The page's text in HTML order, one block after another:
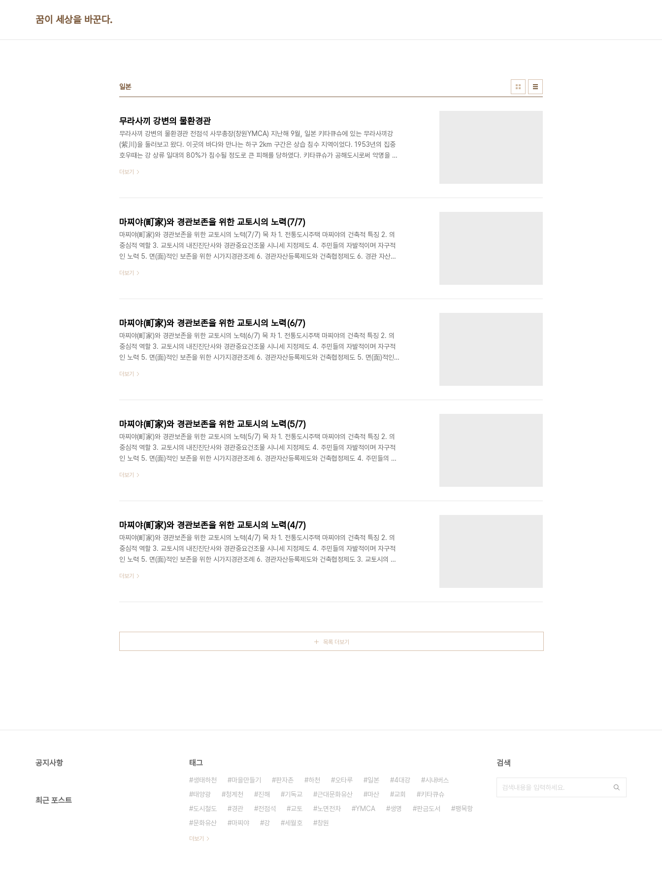
꿈이 세상을 바꾼다.
일본
무라사끼 강변의 물환경관
무라사끼 강변의 물환경관 전점석 사무총장(창원YMCA) 지난해 9월, 일본 키타큐슈에 있는 무라사끼강
(紫川)을 둘러보고 왔다. 이곳의 바다와 만나는 하구 2km 구간은 상습 침수 지역이었다. 1953년의 집중
호우때는 강 상류 일대의 80%가 침수될 정도로 큰 피해를 당하였다. 키타큐슈가 공해도시로써 악명을 날
의 강으로 변하였다. 이 당시의 무라사끼강은 ‘검은강’으로 불리었다. 1987년 건설성이 전국 지자체를 대
도심재개발이 이루어졌다. 우선 상습침수지역인 하류는 기존의 60m 강폭을 90m로 확장함으로써 ..
더보기
마찌야(町家)와 경관보존을 위한 교토시의 노력(7/7)
마찌야(町家)와 경관보존을 위한 교토시의 노력(7/7) 목 차 1. 전통도시주택 마찌야의 건축적 특징 2. 의
중심적 역할 3. 교토시의 내진진단사와 경관중요건조물 시니세 지정제도 4. 주민들의 자발적이며 자구적
인 노력 5. 면(面)적인 보존을 위한 시가지경관조례 6. 경관자산등록제도와 건축협정제도 6. 경관 자산등
개발을 위해서 목조가옥을 부수고 맨션을 짓기 시작한 1970년대에는 보존과 개발에 대한 대대적인 논란이
규제를 위한 제도 뿐만 아니라 시민참여를 활성화시키는 제도가 있어서 눈길을 끈다. 첫 번째..
더보기
마찌야(町家)와 경관보존을 위한 교토시의 노력(6/7)
마찌야(町家)와 경관보존을 위한 교토시의 노력(6/7) 목 차 1. 전통도시주택 마찌야의 건축적 특징 2. 의
중심적 역할 3. 교토시의 내진진단사와 경관중요건조물 시니세 지정제도 4. 주민들의 자발적이며 자구적
인 노력 5. 면(面)적인 보존을 위한 시가지경관조례 6. 경관자산등록제도와 건축협정제도 5. 면(面)적인
전의 거리를 걷고 있다는 착각을 하게 된다. 이런 분위기는 개별 건축물의 보존만으로는 제대로 조성되지
보존해왔기 때문에 가능하였다. 물론 개발에 대한 욕구를 자제해 온 것도 큰 역할을 하였..
더보기
마찌야(町家)와 경관보존을 위한 교토시의 노력(5/7)
마찌야(町家)와 경관보존을 위한 교토시의 노력(5/7) 목 차 1. 전통도시주택 마찌야의 건축적 특징 2. 의
중심적 역할 3. 교토시의 내진진단사와 경관중요건조물 시니세 지정제도 4. 주민들의 자발적이며 자구적
인 노력 5. 면(面)적인 보존을 위한 시가지경관조례 6. 경관자산등록제도와 건축협정제도 4. 주민들의 자
스로의 노력이 무엇보다 가장 중요하다. 주민들이 자발적으로 모여서 스스로가 필요하다고 생각하는 조직
개 단체가 모여있는 교마찌야NET라는 협의체이다. 성격이 다른 단체들이 모여서 공동으로 홈페이지를..
더보기
마찌야(町家)와 경관보존을 위한 교토시의 노력(4/7)
마찌야(町家)와 경관보존을 위한 교토시의 노력(4/7) 목 차 1. 전통도시주택 마찌야의 건축적 특징 2. 의
중심적 역할 3. 교토시의 내진진단사와 경관중요건조물 시니세 지정제도 4. 주민들의 자발적이며 자구적
인 노력 5. 면(面)적인 보존을 위한 시가지경관조례 6. 경관자산등록제도와 건축협정제도 3. 교토시의 내
하고 있는 주민들의 현실적인 어려움을 도와주고 마찌야에서 살고 있다는 자부심을 북돋우어주는 제도가
주하는 주민으로서는 안전문제가 제일 중요하다. 그래서 자격증제도를 운영하는 것이다. 대부분의 ..
더보기
목록 더보기
공지사항
최근 포스트
태그
생태하천 마을만들기 판자촌 하천 오타루 일본 4대강
시내버스
태양광
청계천 진해 기독교 근대문화유산 마산 교회
키타큐슈
도시철도
경관 전점석 교토 노면전차 YMCA 생명 판금도서
팽목항
문화유산
마찌야 강 세월호 창원
더보기
검색